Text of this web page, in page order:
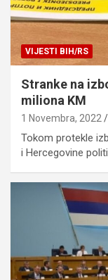
VIJESTI BIH/RS
Stranke na
miliona KM
1 Novembra, 2022
Tokom protekle
i Hercegovine